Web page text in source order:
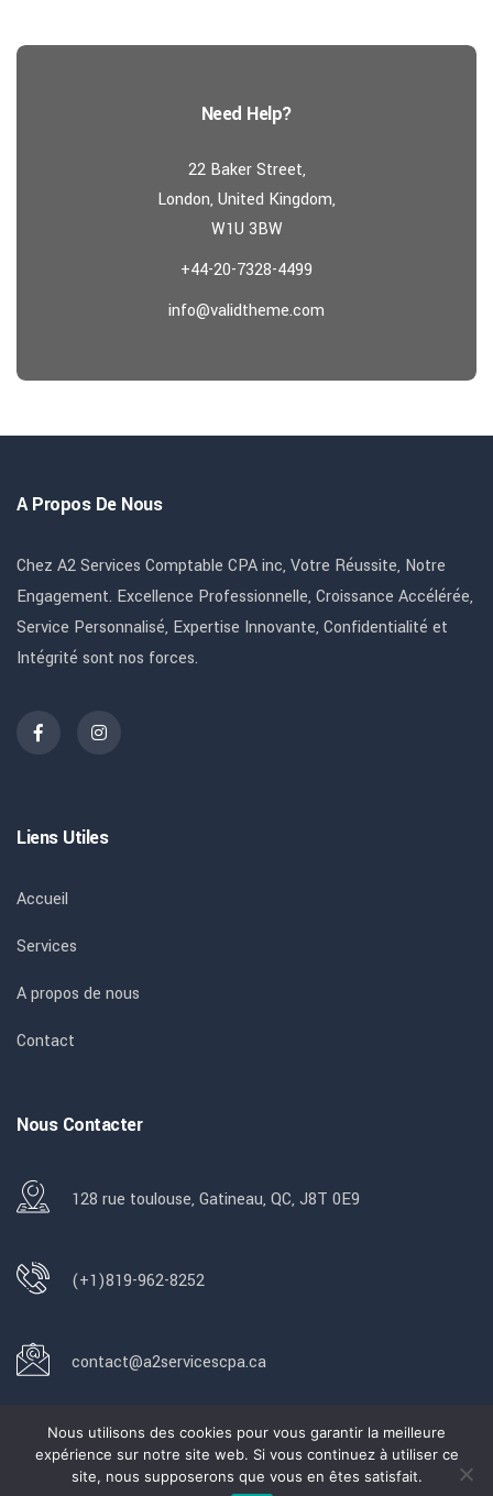
Need Help?
22 Baker Street,
London, United Kingdom,
W1U 3BW
+44-20-7328-4499
info@validtheme.com
A Propos De Nous
Chez A2 Services Comptable CPA inc, Votre Réussite, Notre
Engagement. Excellence Professionnelle, Croissance Accélérée,
Service Personnalisé, Expertise Innovante, Confidentialité et
Intégrité sont nos forces.
Liens Utiles
Accueil
Services
A propos de nous
Contact
Nous Contacter
128 rue toulouse, Gatineau, QC, J8T 0E9
(+1)819-962-8252
contact@a2servicescpa.ca
Nous utilisons des cookies pour vous garantir la meilleure
expérience sur notre site web. Si vous continuez à utiliser ce
site, nous supposerons que vous en êtes satisfait.